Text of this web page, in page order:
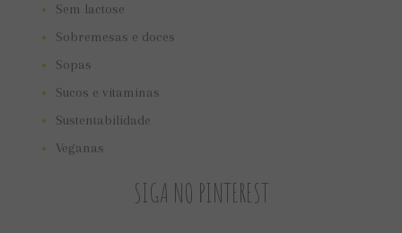
Sem lactose
Sobremesas e doces
Sopas
Sucos e vitaminas
Sustentabilidade
Veganas
SIGA NO PINTEREST